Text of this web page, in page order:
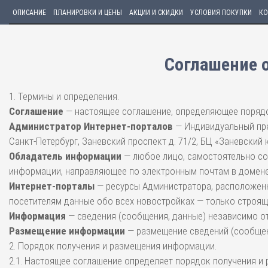
ОПИСАНИЕ ПЛАНИРОВКИ И ЦЕНЫ АКЦИИ И СКИДКИ УСЛОВИЯ ПОКУПКИ
Соглашение
1. Термины и определения.
Соглашение — настоящее соглашение, определяющее
Администратор Интернет-порталов — Индивидуальный
Санкт-Петербург, Заневский проспект д. 71/2, БЦ «Заневский
Обладатель информации — любое лицо, самостоятельно
информации, направляющее по электронным почтам в
Интернет-порталы — ресурсы Администратора,
посетителям данные обо всех новостройках — только
Информация — сведения (сообщения, данные) независимо
Размещение информации — размещение сведений
2. Порядок получения и размещения информации.
2.1. Настоящее соглашение определяет порядок получения